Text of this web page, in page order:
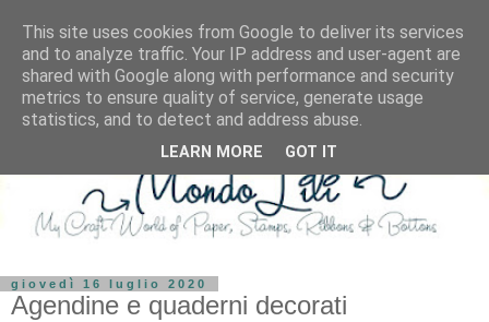
giovedì 16 luglio 2020
Agendine e quaderni decorati
This site uses cookies from Google to deliver its services
and to analyze traffic. Your IP address and user-agent are
shared with Google along with performance and security
metrics to ensure quality of service, generate usage
statistics, and to detect and address abuse.
LEARN MORE GOT IT